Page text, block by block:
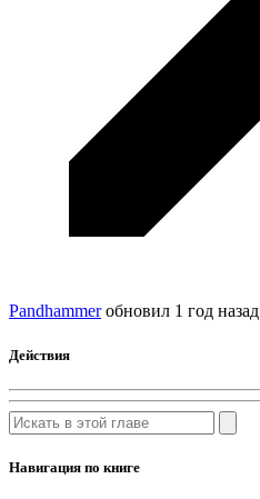
Pandhammerобновил 1 год назад
Действия
Навигация по книге